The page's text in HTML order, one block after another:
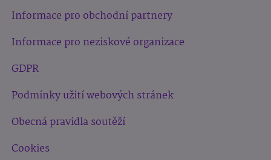
Informace pro obchodní partnery
Informace pro neziskové organizace
GDPR
Podmínky užití webových stránek
Obecná pravidla soutěží
Cookies